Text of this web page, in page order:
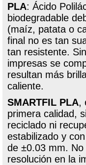
PLA: Ácido
biodegradable
(maíz, patata o
final no es tan
tan resistente.
impresas se
resultan más
caliente.
SMARTFIL PLA,
primera calidad,
reciclado ni
estabilizado y
de ±0.03 mm.
resolución en la